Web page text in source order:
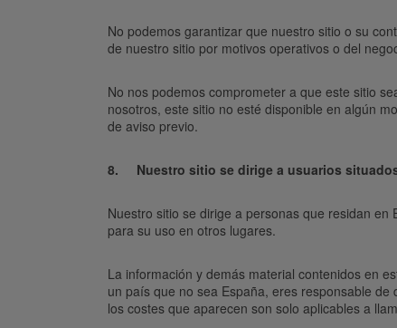
No podemos garantizar que nuestro sitio o su
de nuestro sitio por motivos operativos o del
No nos podemos comprometer a que este sitio
nosotros, este sitio no esté disponible en algún
de aviso previo.
8. Nuestro sitio se dirige a usuarios
Nuestro sitio se dirige a personas que residan
para su uso en otros lugares.
La información y demás material contenidos en
un país que no sea España, eres responsable
los costes que aparecen son solo aplicables a